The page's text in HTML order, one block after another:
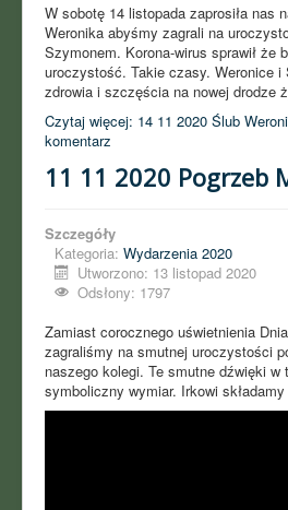
W sobotę 14 listopada zaprosiła nas
Weronika abyśmy zagrali na
Szymonem. Korona-wirus sprawił że
uroczystość. Takie czasy. Weronice
zdrowia i szczęścia na nowej drodze
Czytaj więcej: 14 11 2020 Ślub
komentarz
11 11 2020 Pogrzeb
Szczegóły
Kategoria: Wydarzenia 2020
Utworzono: 13 listopad 2020
Odsłony: 1797
Zamiast corocznego uświetnienia
zagraliśmy na smutnej uroczystości
naszego kolegi. Te smutne dźwięki w
symboliczny wymiar. Irkowi